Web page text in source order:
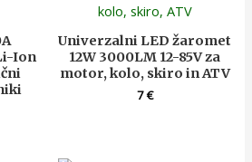
Ion
Univerzalni LED žaromet
12W 3000LM 12-85V za
motor, kolo, skiro in ATV
7€